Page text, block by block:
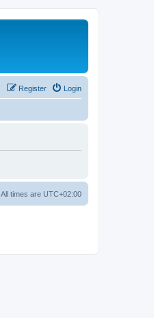
Login
Register
All times are UTC+02:00